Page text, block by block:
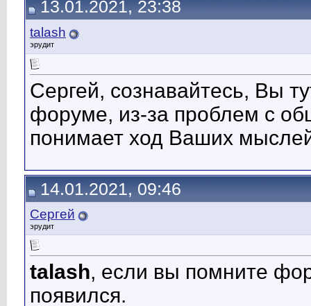
13.01.2021, 23:38
talash
эрудит
Сергей, сознавайтесь, Вы
форуме, из-за проблем с
понимает ход Ваших
14.01.2021, 09:46
Сергей
эрудит
talash, если вы помните
появился.